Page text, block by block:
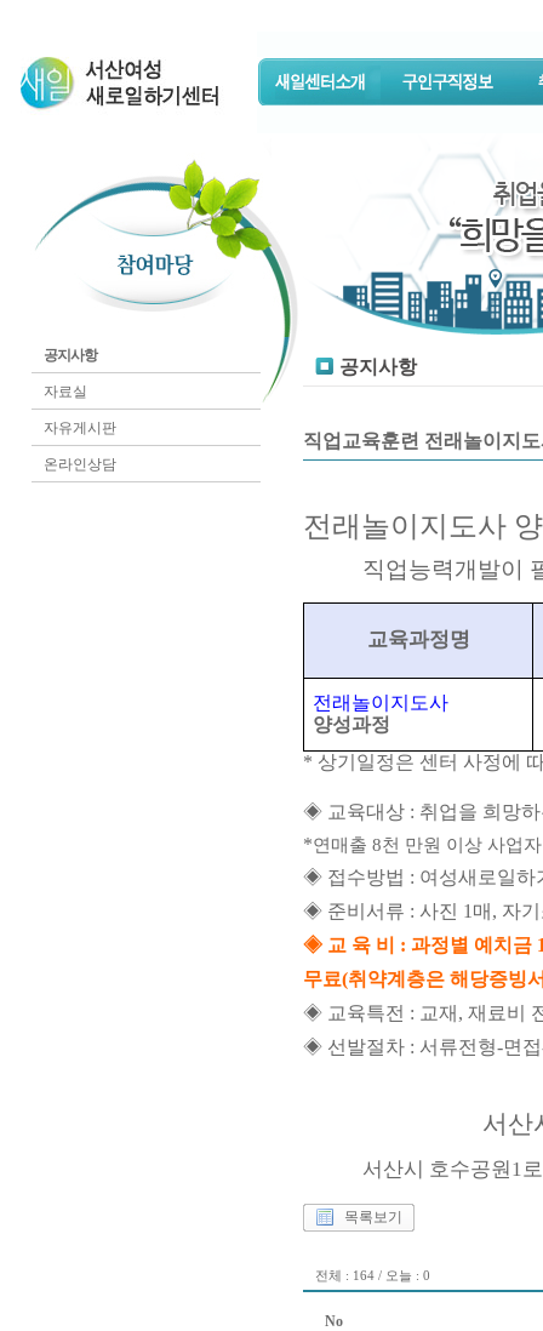
공지사항
자료실
자유게시판
온라인상담
공지사항
직업교육훈련 전래놀이지
전래놀이지도사
직업능력개발이
교육과정명
전래놀이지도사
양성과정
* 상기일정은 센터 사정에
◈ 교육대상 : 취업을 희망
*연매출 8천 만원 이상 사업
◈ 접수방법 : 여성새로일하
◈ 준비서류 : 사진 1매, 자
◈ 교 육 비 : 과정별 예치금
무료(취약계층은 해당증빙
◈ 교육특전 : 교재, 재료비
◈ 선발절차 : 서류전형-면접
서산
서산시 호수공원1
목록보기
전체 : 164 / 오늘 : 0
No